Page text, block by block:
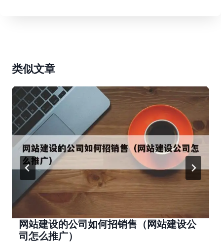
类似文章
网站建设的公司如何招销售（网站建设公
司怎么推广）